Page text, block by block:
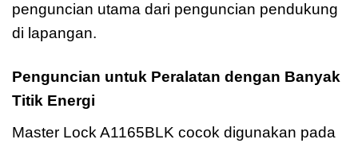
penguncian utama dari penguncian pendukung
di lapangan.
Penguncian untuk Peralatan dengan Banyak
Titik Energi
Master Lock A1165BLK cocok digunakan pada